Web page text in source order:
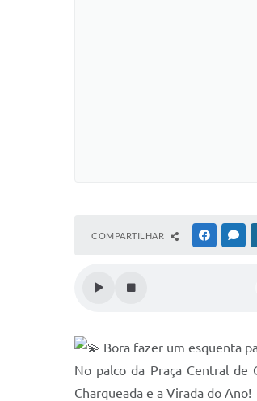
COMPARTILHAR
Bora fazer um esquenta
No palco da Praça Central de
Charqueada e a Virada do Ano!